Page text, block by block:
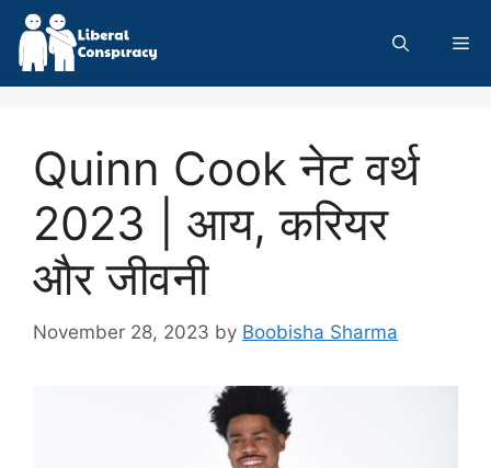
Skip
content
Quinn Cook नेट वर्थ
2023 | आय, करियर
और जीवनी
November 28, 2023 by Boobisha Sharma